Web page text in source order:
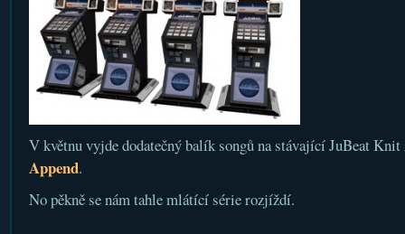
V květnu vyjde dodatečný balík songů na stávající JuBeat
Append.
No pěkně se nám tahle mlátící série rozjíždí.